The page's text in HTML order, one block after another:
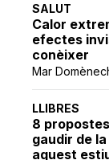
SALUT
Calor
efectes
conèixer
Mar
LLIBRES
8
gaudir de
aquest